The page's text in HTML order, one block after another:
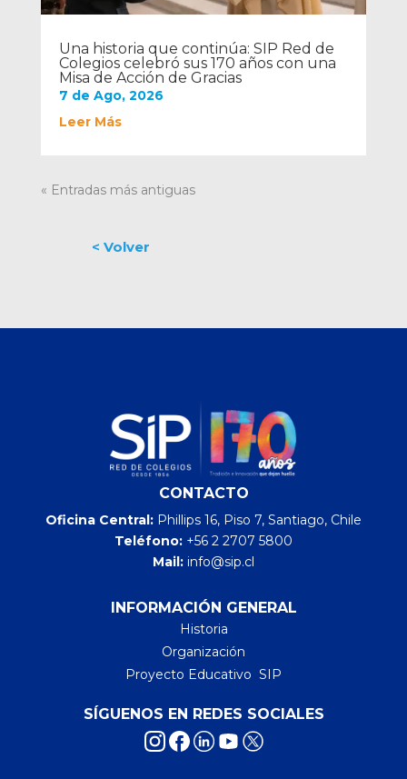
Una historia que continúa: SIP Red de
Colegios celebró sus 170 años con una
Misa de Acción de Gracias
7 de Ago, 2026
Leer Más
« Entradas más antiguas
CONTACTO
Oficina Central: Phillips 16, Piso 7, Santiago, Chile
Teléfono: +56 2 2707 5800
Mail: info@sip.cl
INFORMACIÓN GENERAL
Historia
Organización
Proyecto Educativo SIP
SÍGUENOS EN REDES SOCIALES